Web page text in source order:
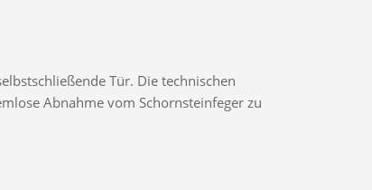
Tür. Die technischen
Abnahme vom Schornsteinfeger zu